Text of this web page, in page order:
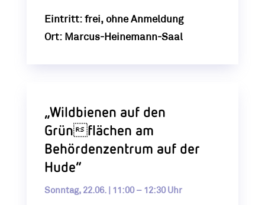
Eintritt: frei, ohne Anmeldung
Ort: Marcus-Heinemann-Saal
„Wildbienen auf den
Grünflächen am
Behördenzentrum auf der
Hude“
Sonntag, 22.06. | 11:00 – 12:30 Uhr